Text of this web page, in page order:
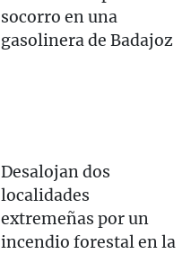
socorro en una
gasolinera de Badajoz
Desalojan dos
localidades
extremeñas por un
incendio forestal en la